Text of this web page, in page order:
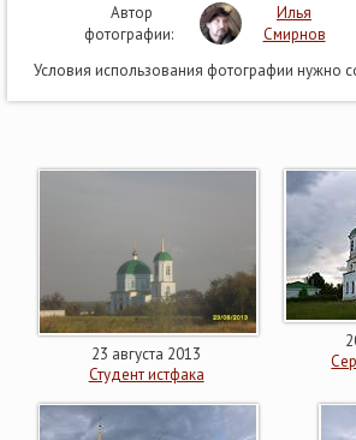
Автор
фотографии:
Илья
Смирнов
Условия использования фотографии нужно
23 августа 2013
Студент истфака